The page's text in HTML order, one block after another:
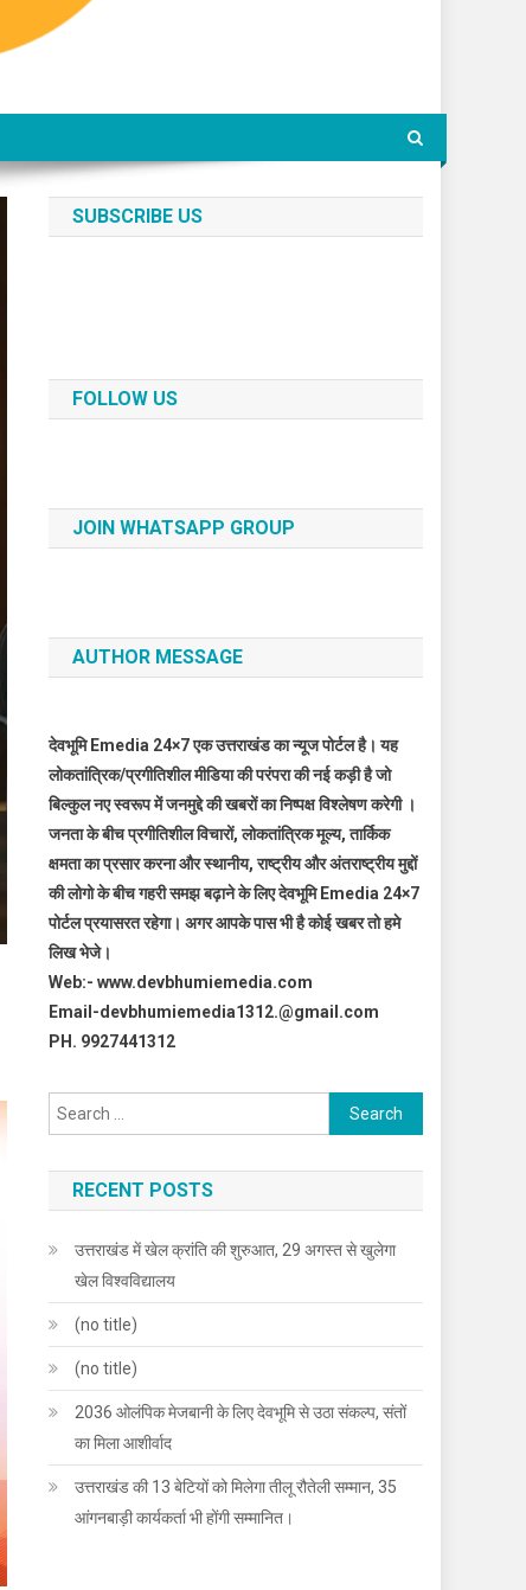
SUBSCRIBE US
FOLLOW US
JOIN WHATSAPP GROUP
AUTHOR MESSAGE
देवभूमि Emedia 24×7 एक उत्तराखंड का न्यूज पोर्टल है। यह
लोकतांत्रिक/प्रगीतिशील मीडिया की परंपरा की नई कड़ी है जो
बिल्कुल नए स्वरूप में जनमुद्दे की खबरों का निष्पक्ष विश्लेषण करेगी ।
जनता के बीच प्रगीतिशील विचारों, लोकतांत्रिक मूल्य, तार्किक
क्षमता का प्रसार करना और स्थानीय, राष्ट्रीय और अंतराष्ट्रीय मुद्दों
की लोगो के बीच गहरी समझ बढ़ाने के लिए देवभूमि Emedia 24×7
पोर्टल प्रयासरत रहेगा। अगर आपके पास भी है कोई खबर तो हमे
लिख भेजे।
Web:- www.devbhumiemedia.com
Email-devbhumiemedia1312.@gmail.com
PH. 9927441312
Search
for:
RECENT POSTS
उत्तराखंड में खेल क्रांति की शुरुआत, 29 अगस्त से खुलेगा
खेल विश्वविद्यालय
(no title)
(no title)
2036 ओलंपिक मेजबानी के लिए देवभूमि से उठा संकल्प, संतों
का मिला आशीर्वाद
उत्तराखंड की 13 बेटियों को मिलेगा तीलू रौतेली सम्मान, 35
आंगनबाड़ी कार्यकर्ता भी होंगी सम्मानित।